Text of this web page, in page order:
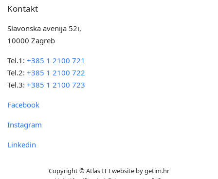
Kontakt
Slavonska avenija 52i,
10000 Zagreb
Tel.1:+385 1 2100 721
Tel.2:+385 1 2100 722
Tel.3:+385 1 2100 723
Facebook
Instagram
Linkedin
Copyright © Atlas IT I website bygetim.hr